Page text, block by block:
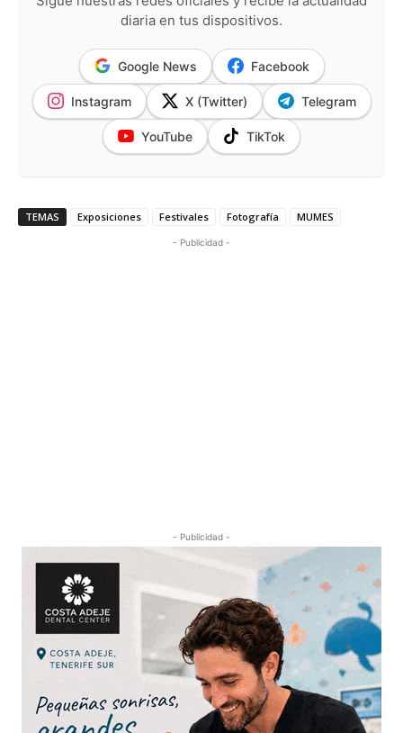
diaria en tus dispositivos.
Google News Facebook
Instagram X (Twitter) Telegram
YouTube TikTok
TEMAS Exposiciones Festivales Fotografía MUMES
- Publicidad -
- Publicidad -